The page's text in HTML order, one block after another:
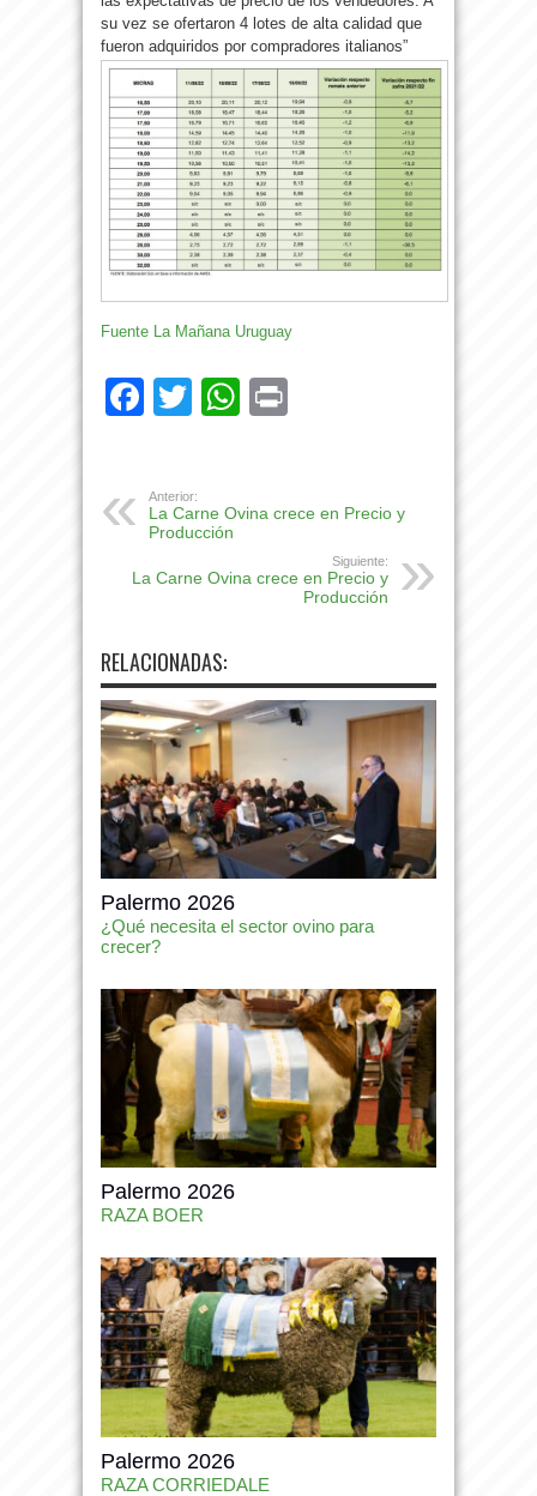
su vez se ofertaron 4 lotes de alta calidad que
fueron adquiridos por compradores italianos”
Fuente La Mañana Uruguay
Facebook
TwitterWhatsApp
Anterior:
La Carne Ovina crece en Precio y
Producción
Siguiente:
La Carne Ovina crece en Precio y
Producción
RELACIONADAS:
Palermo 2026
¿Qué necesita el sector ovino para
crecer?
Palermo 2026
RAZA BOER
Palermo 2026
RAZA CORRIEDALE